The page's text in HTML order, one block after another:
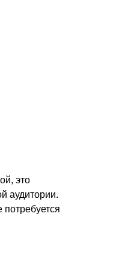
это
аудитории.
потребуется